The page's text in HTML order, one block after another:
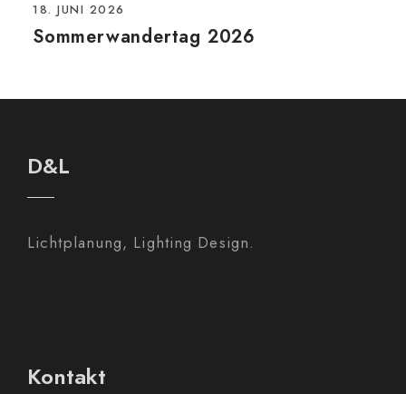
18. JUNI 2026
Sommerwandertag 2026
D&L
Lichtplanung, Lighting Design.
Kontakt